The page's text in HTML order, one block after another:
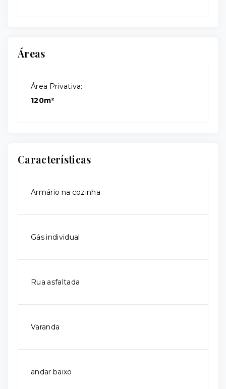
Áreas
Área Privativa:
120m²
Características
Armário na cozinha
Gás individual
Rua asfaltada
Varanda
andar baixo